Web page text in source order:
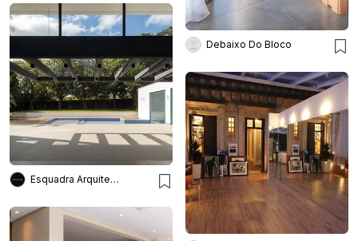
Debaixo Do Bloco
Esquadra Arquitetos